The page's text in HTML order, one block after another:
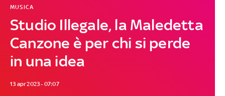
Studio Illegale, la Maledetta
Canzone è per chi si perde
in una idea
MUSICA
13 apr 2023 - 07:07